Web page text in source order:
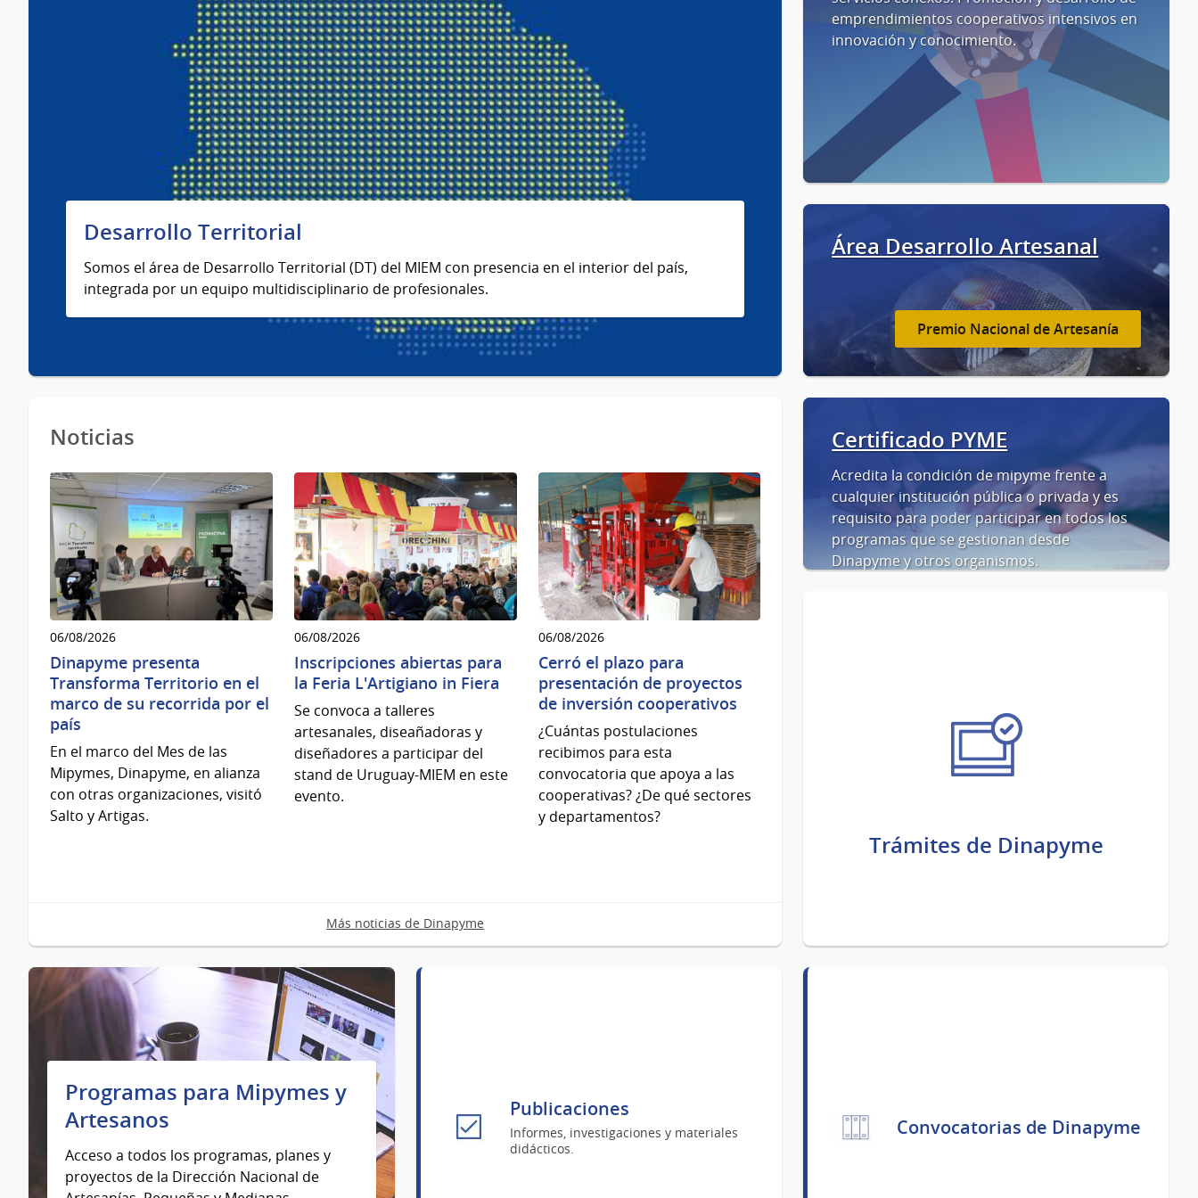
Desarrollo Territorial
Somos el área de Desarrollo Territorial (DT) del MIEM con presencia en el interior del país,
integrada por un equipo multidisciplinario de profesionales.
emprendimientos cooperativos intensivos en
innovación y conocimiento.
Área Desarrollo Artesanal
Premio Nacional de Artesanía
Noticias
06/08/2026
Dinapyme presenta
Transforma Territorio en el
marco de su recorrida por el
país
En el marco del Mes de las
Mipymes, Dinapyme, en alianza
con otras organizaciones, visitó
Salto y Artigas.
06/08/2026
Inscripciones abiertas para
la Feria L'Artigiano in Fiera
Se convoca a talleres
artesanales, diseañadoras y
diseñadores a participar del
stand de Uruguay-MIEM en este
evento.
06/08/2026
Cerró el plazo para
presentación de proyectos
de inversión cooperativos
¿Cuántas postulaciones
recibimos para esta
convocatoria que apoya a las
cooperativas? ¿De qué sectores
y departamentos?
Más noticias de Dinapyme
Certificado PYME
Acredita la condición de mipyme frente a
cualquier institución pública o privada y es
requisito para poder participar en todos los
programas que se gestionan desde
Dinapyme y otros organismos.
Trámites de Dinapyme
Programas para Mipymes y
Artesanos
Acceso a todos los programas, planes y
proyectos de la Dirección Nacional de
Publicaciones
Informes, investigaciones y materiales
didácticos.
Convocatorias de Dinapyme